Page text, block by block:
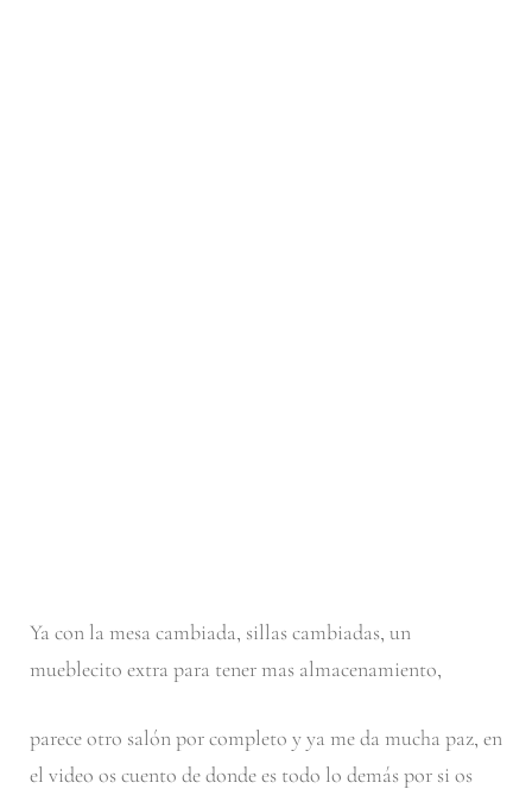
Ya con la mesa cambiada, sillas cambiadas, un
mueblecito extra para tener mas almacenamiento,
parece otro salón por completo y ya me da mucha paz, en
el video os cuento de donde es todo lo demás por si os